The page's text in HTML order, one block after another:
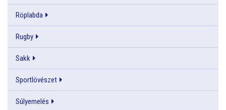
Röplabda
Rugby
Sakk
Sportlövészet
Súlyemelés